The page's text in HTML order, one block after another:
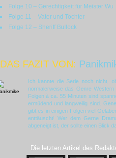
Folge 10 – Gerechtigkeit für Meister Wu
Folge 11 – Vater und Tochter
Folge 12 – Sheriff Bullock
DAS FAZIT VON:
Ich kannte die Serie noch nicht,
normalerweise das Genre
Folgen à ca. 55 Minuten sind
ermüdend und langweilig sind.
gibt es in einigen Folgen viel
enttäuscht! Wer dem Gerne
abgeneigt ist, der sollte einen Blick
Die letzten Artikel des